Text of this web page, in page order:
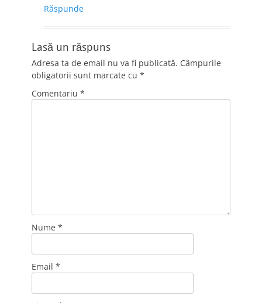
Răspunde
Lasă un răspuns
Adresa ta de email nu va fi publicată. Câmpurile
obligatorii sunt marcate cu *
Comentariu *
Nume *
Email *